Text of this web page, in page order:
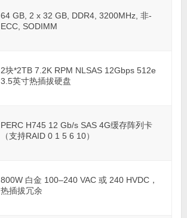
64 GB, 2 x 32 GB, DDR4, 3200MHz, 非-
ECC, SODIMM
2块*2TB 7.2K RPM NLSAS 12Gbps 512e
3.5英寸热插拔硬盘
PERC H745 12 Gb/s SAS 4G缓存阵列卡
（支持RAID 0 1 5 6 10）
800W 白金 100–240 VAC 或 240 HVDC，
热插拔冗余